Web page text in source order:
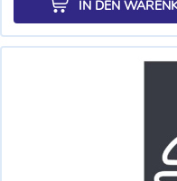
IN DEN